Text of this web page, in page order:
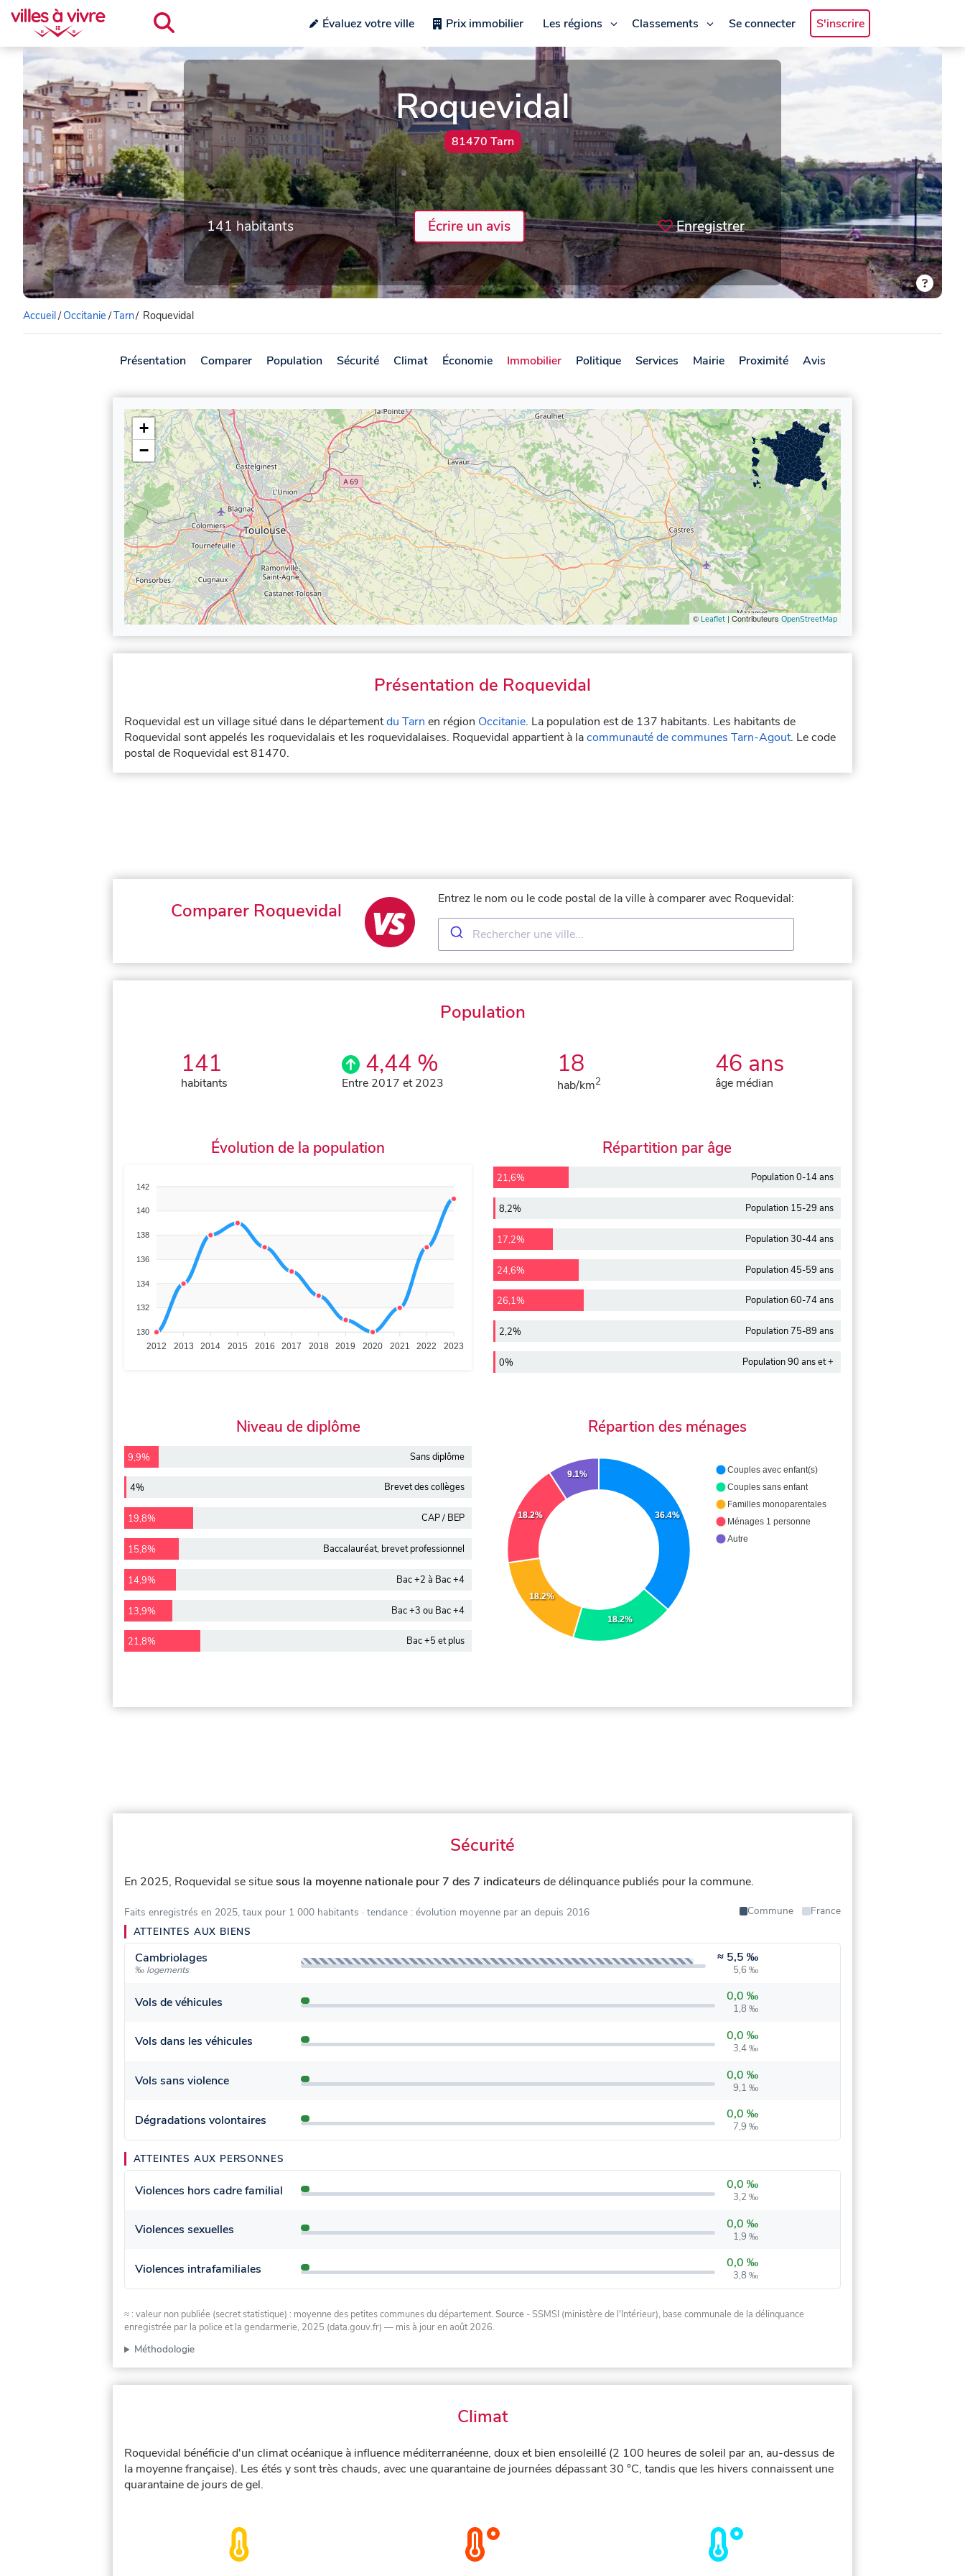
Évaluez votre ville Prix immobilier Les régions Classements Se connecter S'inscrire
Roquevidal
81470 Tarn
141 habitants Écrire un avis Enregistrer
Accueil/Occitanie/Tarn/ Roquevidal
Présentation Comparer Population Sécurité Climat Économie Immobilier Politique Services Mairie Proximité Avis
+
−
© Leaflet | Contributeurs OpenStreetMap
Présentation de Roquevidal
Roquevidal est un village situé dans le départementdu Tarn en région Occitanie. La population est de 137 habitants. Les habitants de
Roquevidal sont appelés les roquevidalais et les roquevidalaises. Roquevidal appartient à lacommunauté de communes Tarn-Agout. Le code
postal de Roquevidal est 81470.
Comparer Roquevidal
Entrez le nom ou le code postal de la ville à comparer avec Roquevidal:
Population
141
habitants
4,44 %
Entre 2017 et 2023
18
hab/km2
46 ans
âge médian
Évolution de la population
142
140
138
136
134
132
130
2012 2013 2014 2015 2016 2017 2018 2019 2020 2021 2022 2023
Répartition par âge
21,6% Population 0-14 ans
8,2% Population 15-29 ans
17,2% Population 30-44 ans
24,6% Population 45-59 ans
26,1% Population 60-74 ans
2,2% Population 75-89 ans
0% Population 90 ans et +
Niveau de diplôme
9,9% Sans diplôme
4% Brevet des collèges
19,8% CAP / BEP
15,8% Baccalauréat, brevet professionnel
14,9% Bac +2 à Bac +4
13,9% Bac +3 ou Bac +4
21,8% Bac +5 et plus
Répartion des ménages
36.4%
18.2%
18.2%
18.2%
9.1%
Couples avec enfant(s)
Couples sans enfant
Familles monoparentales
Ménages 1 personne
Autre
Sécurité
En 2025, Roquevidal se situesous la moyenne nationale pour 7 des 7 indicateurs de délinquance publiés pour la commune.
Faits enregistrés en 2025, taux pour 1 000 habitants · tendance : évolution moyenne par an depuis 2016 Commune
France
ATTEINTES AUX BIENS
Cambriolages
‰ logements
≈ 5,5 ‰
5,6 ‰
Vols de véhicules 0,0 ‰
1,8 ‰
Vols dans les véhicules 0,0 ‰
3,4 ‰
Vols sans violence 0,0 ‰
9,1 ‰
Dégradations volontaires 0,0 ‰
7,9 ‰
ATTEINTES AUX PERSONNES
Violences hors cadre familial 0,0 ‰
3,2 ‰
Violences sexuelles 0,0 ‰
1,9 ‰
Violences intrafamiliales 0,0 ‰
3,8 ‰
≈ : valeur non publiée (secret statistique) : moyenne des petites communes du département. Source - SSMSI (ministère de l'Intérieur), base communale de la délinquance
enregistrée par la police et la gendarmerie, 2025 (data.gouv.fr) — mis à jour en août 2026.
Méthodologie
Climat
Roquevidal bénéficie d'un climat océanique à influence méditerranéenne, doux et bien ensoleillé (2 100 heures de soleil par an, au-dessus de
la moyenne française). Les étés y sont très chauds, avec une quarantaine de journées dépassant 30 °C, tandis que les hivers connaissent une
quarantaine de jours de gel.